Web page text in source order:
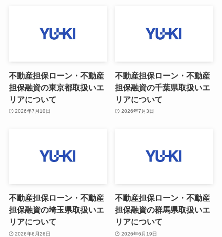
不動産担保ローン・不動産
担保融資の東京都取扱いエ
リアについて
2026年7月10日
不動産担保ローン・不動産
担保融資の千葉県取扱いエ
リアについて
2026年7月3日
不動産担保ローン・不動産
担保融資の埼玉県取扱いエ
リアについて
2026年6月26日
不動産担保ローン・不動産
担保融資の群馬県取扱いエ
リアについて
2026年6月19日